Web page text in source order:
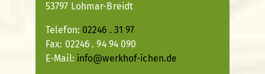
53797 Lohmar-Breidt
Telefon: 02246 . 31 97
Fax: 02246 . 94 94 090
E-Mail: info@werkhof-ichen.de